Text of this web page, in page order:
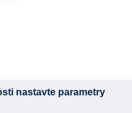
nastavte parametry